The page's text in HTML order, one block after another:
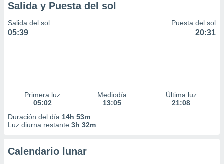
Salida y Puesta del sol
Salida del sol
05:39
Puesta del sol
20:31
Primera luz
05:02
Mediodía
13:05
Última luz
21:08
Duración del día 14h 53m
Luz diurna restante 3h 32m
Calendario lunar